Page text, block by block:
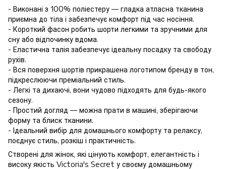
- Виконані з 100% поліестеру — гладка атласна тканина
приємна до тіла і забезпечує комфорт під час носіння.
- Короткий фасон робить шорти легкими та зручними для
сну або відпочинку вдома.
- Еластична талія забезпечує ідеальну посадку та свободу
рухів.
- Вся поверхня шортів прикрашена логотипом бренду в тон,
підкреслюючи преміальний стиль.
- Легкі та дихаючі, вони чудово підходять для будь-якого
сезону.
- Простий догляд — можна прати в машині, зберігаючи
форму та блиск тканини.
- Ідеальний вибір для домашнього комфорту та релаксу,
поєднує стиль, розкіш і практичність.
Створені для жінок, які цінують комфорт, елегантність і
високу якість Victoria's Secret у своєму домашньому